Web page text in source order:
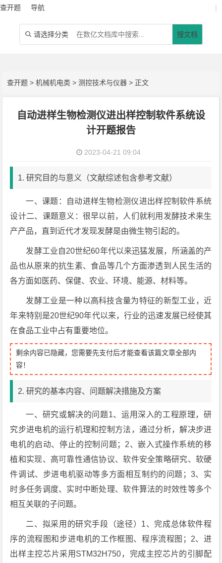
查开题 导航 |
 请选择分类 搜文档
查开题 >机械机电类 > 测控技术与仪器 > 正文
自动进样生物检测仪进出样控制软件系统设
计开题报告
2023-04-21 09:04
1. 研究目的与意义（文献综述包含参考文献）
一、课题：自动进样生物检测仪进出样控制软件系统
设计二、课题意义：很早以前，人们就利用发酵技术来生
产产品，直到近代才发现发酵是由微生物引起的。
发酵工业自20世纪60年代以来迅猛发展，所涵盖的产
品也从原来的抗生素、食品等几个方面渗透到人民生活的
各方面如医药、保健、农业、环境、能源、材料等。
发酵工业是一种以高科技含量为特征的新型工业，近
年来特别是20世纪90年代以来，行业的迅速发展已经使其
在食品工业中占有重要地位。
剩余内容已隐藏，您需要先支付后才能查看该篇文章全部内
容！
2. 研究的基本内容、问题解决措施及方案
一、研究或解决的问题1、运用深入的工程原理，研
究步进电机的运行机理和控制方法，通过分析，解决步进
电机的启动、停止的控制问题；2、嵌入式操作系统的移
植和实现、高可靠性通信协议、软件安全策略研究、软硬
件调试、步进电机驱动等多方面相互制约的问题；3、实
时多任务调度、实时中断处理、软件算法的时效性等多个
相互关联的子问题。
二、拟采用的研究手段（途径）1、完成总体软件程
序的流程图和步进电机的工作框图、程序流程图；2、进
出样主控芯片采用STM32H750，完成主控芯片的引脚配